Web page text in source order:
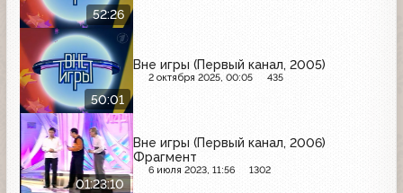
52:26
50:01
Вне игры (Первый канал, 2005)
2 октября 2025, 00:05 435
01:23:10
Вне игры (Первый канал, 2006)
Фрагмент
6 июля 2023, 11:56 1302